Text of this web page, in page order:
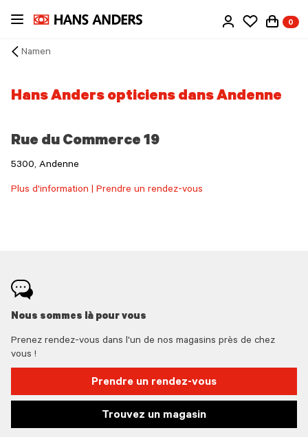
Passer
principal
0
Namen
Hans Anders opticiens dans Andenne
Rue du Commerce 19
5300, Andenne
Plus d'information | Prendre un rendez-vous
Nous sommes là pour vous
Prenez rendez-vous dans l'un de nos magasins près de chez
vous !
Prendre un rendez-vous
Trouvez un magasin